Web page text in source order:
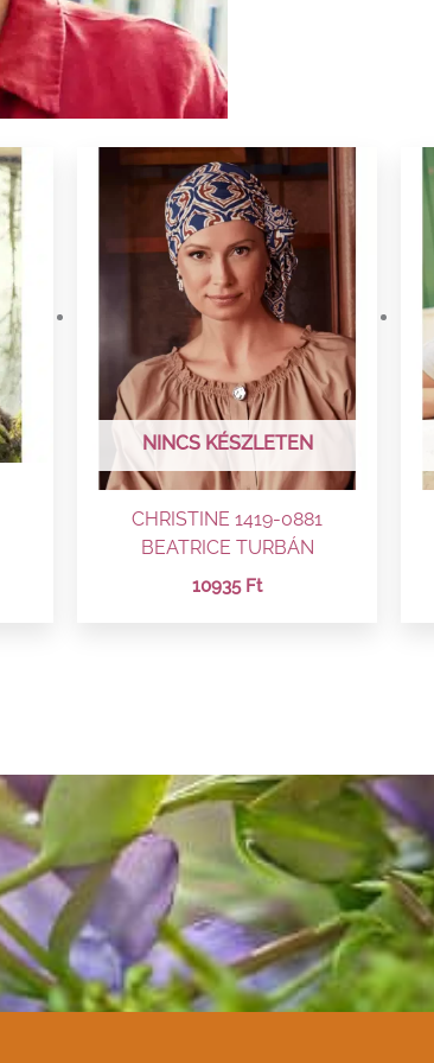
NINCS KÉSZLETEN
CHRISTINE 1419-0881
BEATRICE TURBÁN
10935 Ft